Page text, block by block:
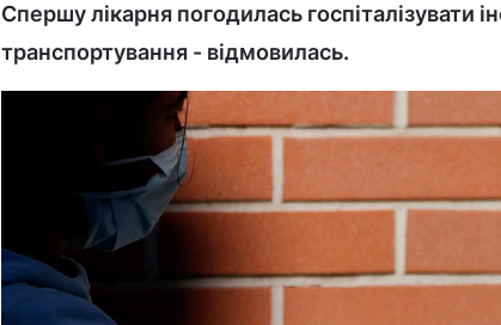
Спершу лікарня погодилась госпіталізувати
транспортування - відмовилась.